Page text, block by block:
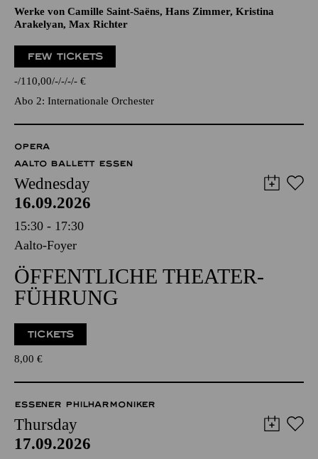
Werke von Camille Saint-Saëns, Hans Zimmer, Kristina
Arakelyan, Max Richter
FEW TICKETS
- 110,00 - - - - €
Abo 2: Internationale Orchester
OPERA
AALTO BALLETT ESSEN
Wednesday
16.09.2026
15:30 - 17:30
Aalto-Foyer
ÖFFENTLICHE THEATER­
FÜHRUNG
TICKETS
8,00 €
ESSENER PHILHARMONIKER
Thursday
17.09.2026